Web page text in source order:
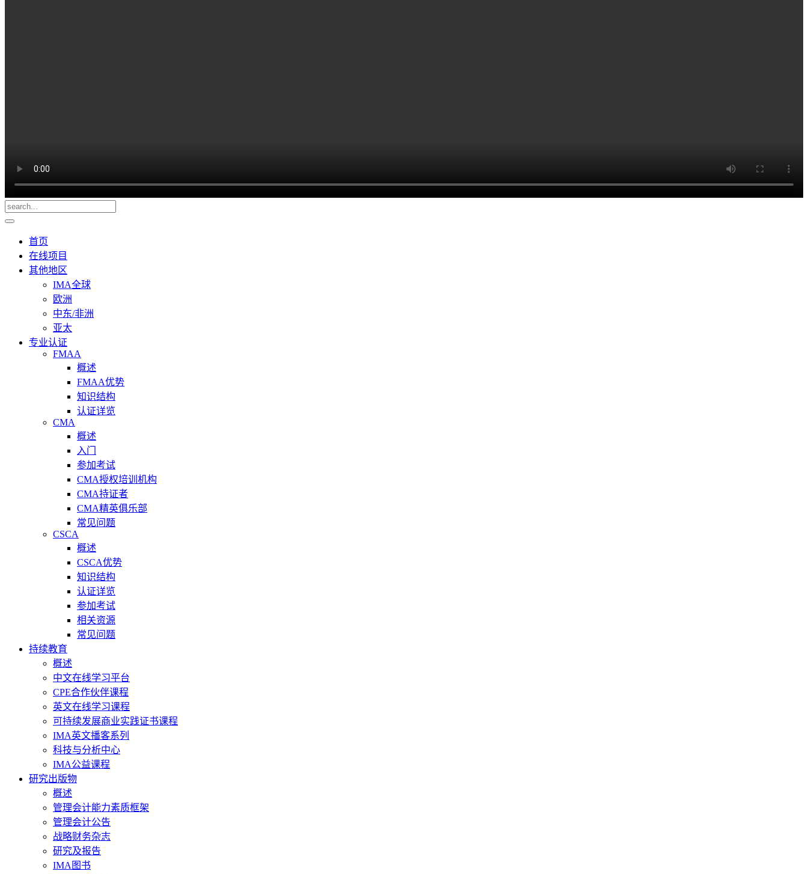
首页
在线项目
其他地区
IMA全球
欧洲
中东/非洲
亚太
专业认证
FMAA
概述
FMAA优势
知识结构
认证详览
CMA
概述
入门
参加考试
CMA授权培训机构
CMA持证者
CMA精英俱乐部
常见问题
CSCA
概述
CSCA优势
知识结构
认证详览
参加考试
相关资源
常见问题
持续教育
概述
中文在线学习平台
CPE合作伙伴课程
英文在线学习课程
可持续发展商业实践证书课程
IMA英文播客系列
科技与分析中心
IMA公益课程
研究出版物
概述
管理会计能力素质框架
管理会计公告
战略财务杂志
研究及报告
IMA图书